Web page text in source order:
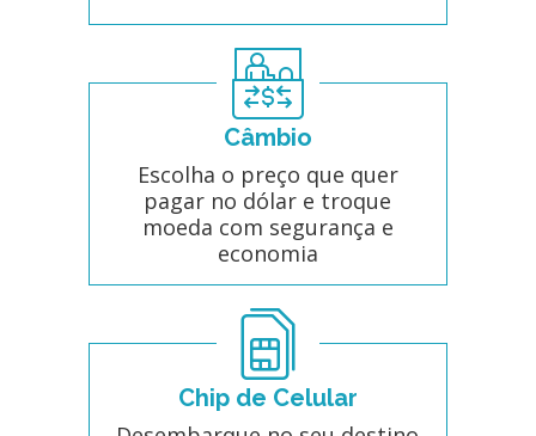
Câmbio
Escolha o preço que quer
pagar no dólar e troque
moeda com segurança e
economia
Chip de Celular